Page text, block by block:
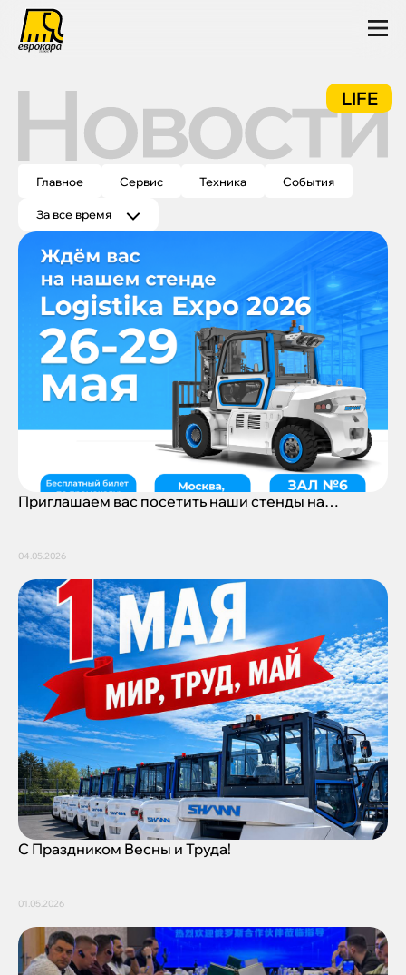
LI
V
FE
Главное Сервис Техника События
За все время
Приглашаем вас посетить наши стенды на
04.05.2026
С Праздником Весны и Труда!
01.05.2026